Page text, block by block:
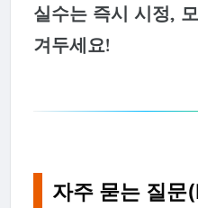
실수는 즉시 시정,
겨두세요!
자주 묻는 질문